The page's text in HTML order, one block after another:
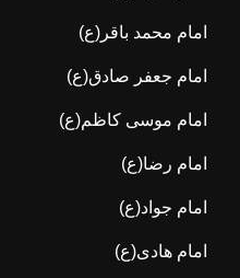
امام محمد باقر(ع)
امام جعفر صادق(ع)
امام موسی کاظم(ع)
امام رضا(ع)
امام جواد(ع)
امام هادی(ع)